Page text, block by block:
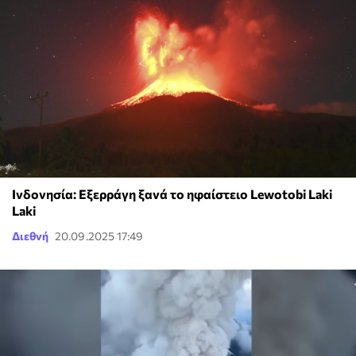
Ινδονησία: Εξερράγη ξανά το ηφαίστειο Lewotobi Laki
Laki
Διεθνή 20.09.2025 17:49